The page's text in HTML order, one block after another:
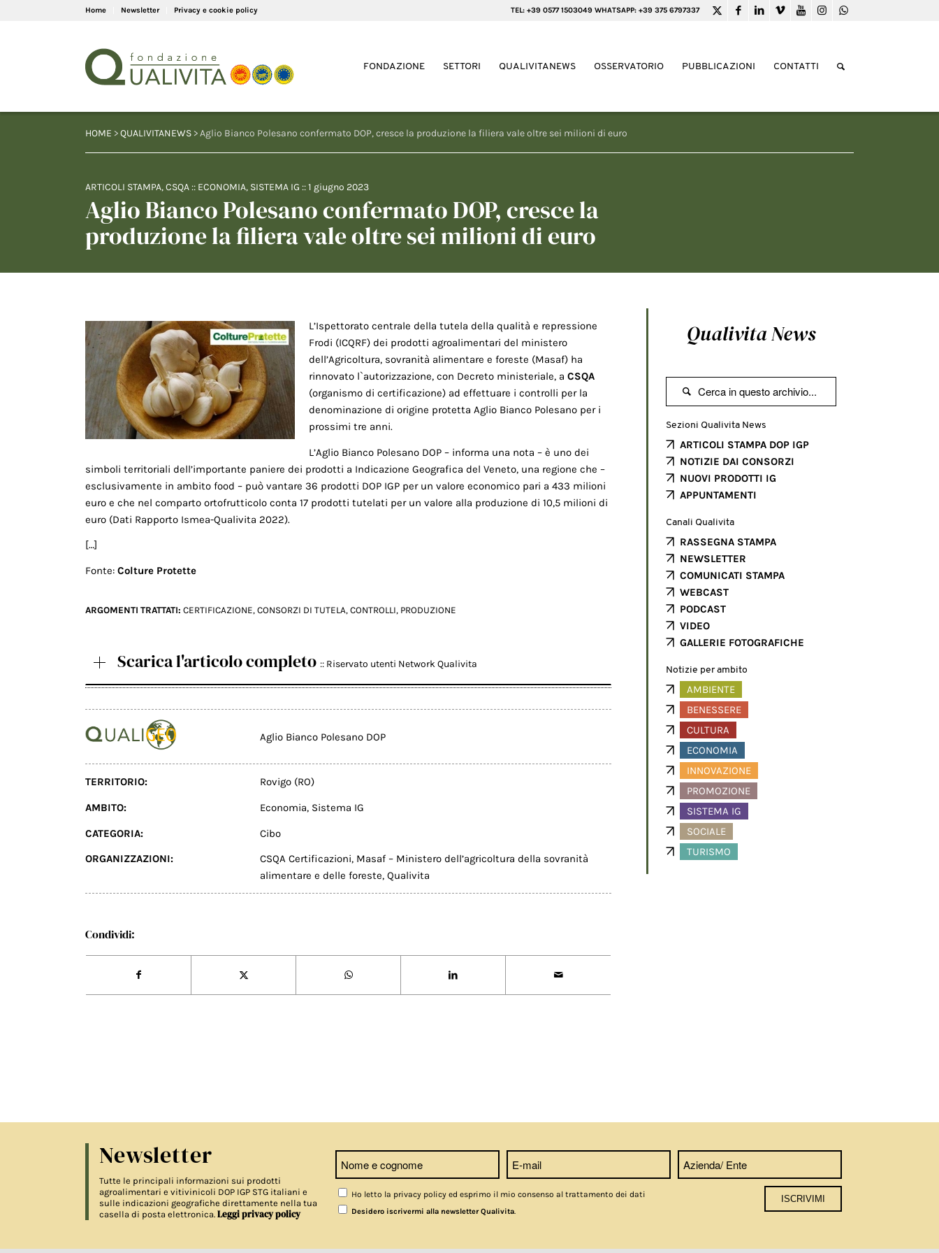
Home Newsletter Privacy e cookie policy TEL: +39 0577 1503049 WHATSAPP: +39 375 6797337
FONDAZIONE SETTORI QUALIVITANEWS OSSERVATORIO PUBBLICAZIONI CONTATTI
HOME >QUALIVITANEWS > Aglio Bianco Polesano confermato DOP, cresce la produzione la filiera vale oltre sei milioni di euro
ARTICOLI STAMPA,CSQA :: ECONOMIA, SISTEMA IG ::1 giugno 2023
Aglio Bianco Polesano confermato DOP, cresce la
produzione la filiera vale oltre sei milioni di euro
L’Ispettorato centrale della tutela della qualità e repressione
Frodi (ICQRF) dei prodotti agroalimentari del ministero
dell’Agricoltura, sovranità alimentare e foreste (Masaf) ha
rinnovato l`autorizzazione, con Decreto ministeriale, a CSQA
(organismo di certificazione) ad effettuare i controlli per la
denominazione di origine protetta Aglio Bianco Polesano per i
prossimi tre anni.
L’Aglio Bianco Polesano DOP – informa una nota – è uno dei
simboli territoriali dell’importante paniere dei prodotti a Indicazione Geografica del Veneto, una regione che –
esclusivamente in ambito food – può vantare 36 prodotti DOP IGP per un valore economico pari a 433 milioni
euro e che nel comparto ortofrutticolo conta 17 prodotti tutelati per un valore alla produzione di 10,5 milioni di
euro (Dati Rapporto Ismea-Qualivita 2022).
[…]
Fonte: Colture Protette
ARGOMENTI TRATTATI: CERTIFICAZIONE, CONSORZI DI TUTELA, CONTROLLI, PRODUZIONE
Scarica l'articolo completo :: Riservato utenti Network Qualivita
Aglio Bianco Polesano DOP
TERRITORIO: Rovigo (RO)
AMBITO: Economia, Sistema IG
CATEGORIA: Cibo
ORGANIZZAZIONI: CSQA Certificazioni, Masaf – Ministero dell’agricoltura della sovranità
alimentare e delle foreste, Qualivita
Condividi:
Qualivita News

Sezioni Qualivita News
ARTICOLI STAMPA DOP IGP
NOTIZIE DAI CONSORZI
NUOVI PRODOTTI IG
APPUNTAMENTI
Canali Qualivita
RASSEGNA STAMPA
NEWSLETTER
COMUNICATI STAMPA
WEBCAST
PODCAST
VIDEO
GALLERIE FOTOGRAFICHE
Notizie per ambito
AMBIENTE
BENESSERE
CULTURA
ECONOMIA
INNOVAZIONE
PROMOZIONE
SISTEMA IG
SOCIALE
TURISMO
Newsletter
Tutte le principali informazioni sui prodotti
agroalimentari e vitivinicoli DOP IGP STG italiani e
sulle indicazioni geografiche direttamente nella tua
casella di posta elettronica. Leggi privacy policy
Ho letto la privacy policy ed esprimo il mio consenso al trattamento dei dati
Desidero iscrivermi alla newsletter Qualivita.